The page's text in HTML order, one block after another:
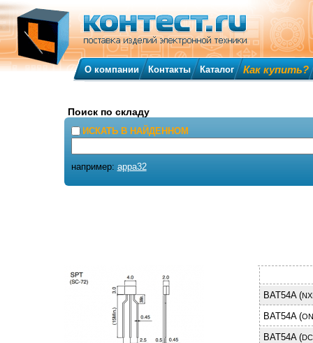
BAT54A (
BAT54A (
BAT54A (
О компании Контакты Каталог Как купить?
Поиск по складу
ИСКАТЬ В НАЙДЕННОМ
например: appa32